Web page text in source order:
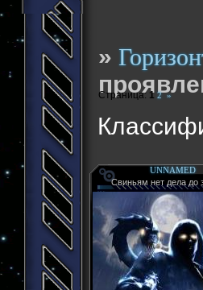
»
Страница: 1 2 »
UNNAMED
Свиньям нет дела до